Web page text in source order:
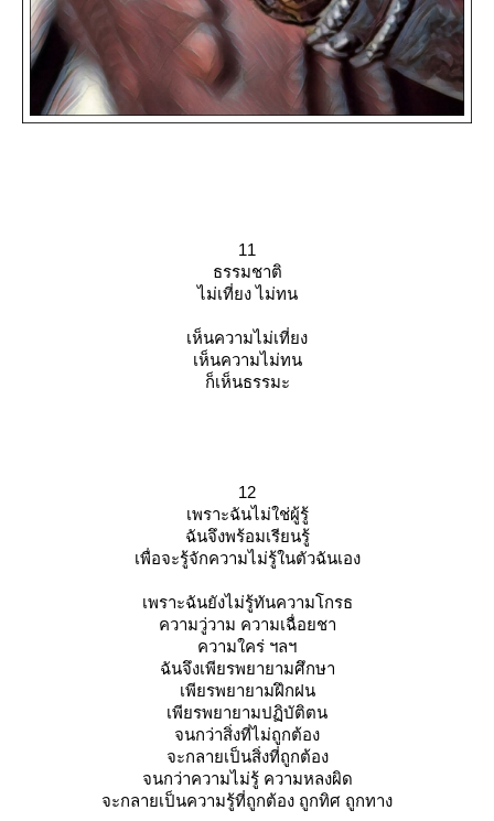
11
ธรรมชาติ
ไม่เที่ยง ไม่ทน
เห็นความไม่เที่ยง
เห็นความไม่ทน
ก็เห็นธรรมะ
12
เพราะฉันไม่ใช่ผู้รู้
ฉันจึงพร้อมเรียนรู้
เพื่อจะรู้จักความไม่รู้ในตัวฉันเอง
เพราะฉันยังไม่รู้ทันความโกรธ
ความวู่วาม ความเฉื่อยชา
ความใคร่ ฯลฯ
ฉันจึงเพียรพยายามศึกษา
เพียรพยายามฝึกฝน
เพียรพยายามปฏิบัติตน
จนกว่าสิ่งที่ไม่ถูกต้อง
จะกลายเป็นสิ่งที่ถูกต้อง
จนกว่าความไม่รู้ ความหลงผิด
จะกลายเป็นความรู้ที่ถูกต้อง ถูกทิศ ถูกทาง